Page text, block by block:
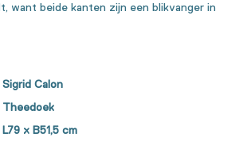
want beide kanten zijn een blikvanger in
Sigrid Calon
Theedoek
L79 x B51,5 cm